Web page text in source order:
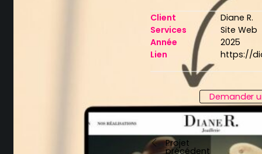
Client
Diane R.
Services
Site Web
Année
2025
Lien
https://
Demander
Projet
précédent